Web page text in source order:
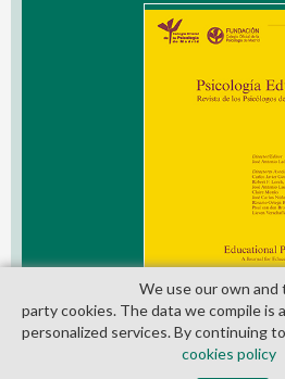
We use our own
party cookies. The data we compile
personalized services. By continuing
cookies policy